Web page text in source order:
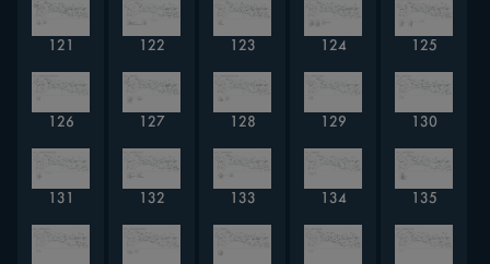
121 122 123 124 125
126 127 128 129 130
131 132 133 134 135